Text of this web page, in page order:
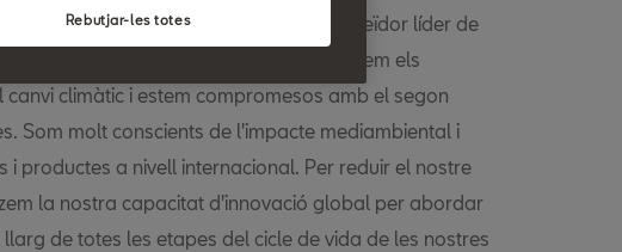
s'esforça per convertir-se en un proveïdor líder de
a seguir en àmbit de l'entorn. Acceptem els
climàtic i estem compromesos amb el segon
Som molt conscients de l'impacte mediambiental i
i productes a nivell internacional. Per reduir el nostre
la nostra capacitat d'innovació global per abordar
de totes les etapes del cicle de vida de les nostres
Rebutjar-les totes